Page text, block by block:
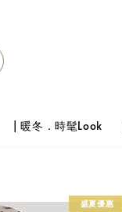
| 暖冬．時髦Look
盛夏優惠